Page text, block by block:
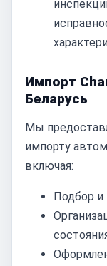
Импорт
Беларусь
Мы
импорту
включая:
Подбор и